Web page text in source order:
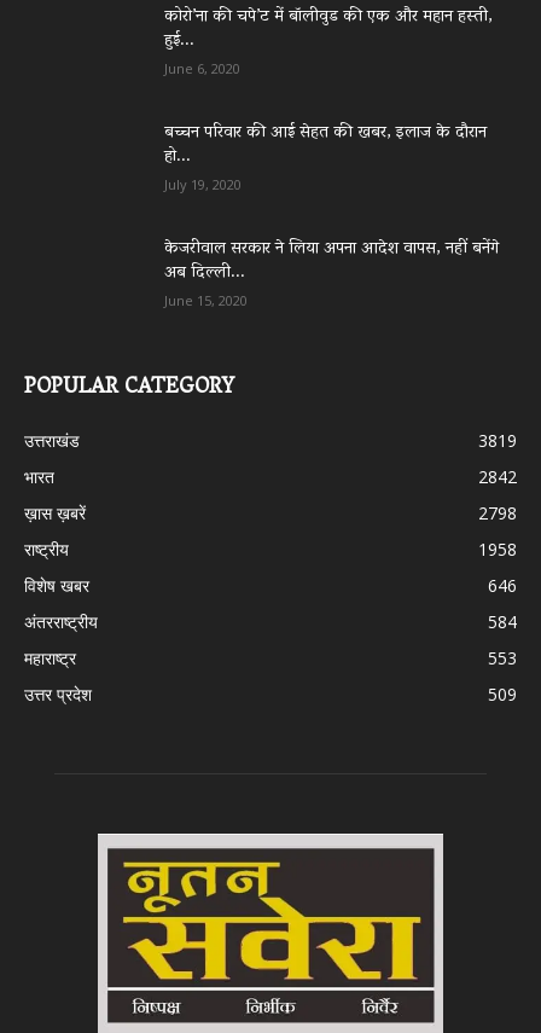
कोरो’ना की चपे’ट में बॉलीवुड की एक और महान हस्ती,
हुई...
June 6, 2020
बच्चन परिवार की आई सेहत की खबर, इलाज के दौरान
हो...
July 19, 2020
केजरीवाल सरकार ने लिया अपना आदेश वापस, नहीं बनेंगे
अब दिल्ली...
June 15, 2020
POPULAR CATEGORY
उत्तराखंड
3819
भारत
2842
ख़ास ख़बरें
2798
राष्ट्रीय
1958
विशेष खबर
646
अंतरराष्ट्रीय
584
महाराष्ट्र
553
उत्तर प्रदेश
509